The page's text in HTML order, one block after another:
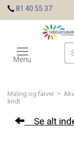
Maling og farver >
kridt
Se alt
81 40 55 37
Toggle
navigation
Menu